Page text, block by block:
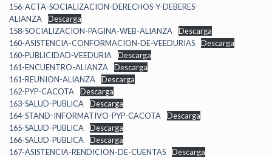
156-ACTA-SOCIALIZACION-DERECHOS-Y-DEBERES-
ALIANZA
Descarga
158-SOCIALIZACION-PAGINA-WEB-ALIANZA
Descarga
160-ASISTENCIA-CONFORMACION-DE-VEEDURIAS
Descarga
160-PUBLICIDAD-VEEDURIA
Descarga
161-ENCUENTRO-ALIANZA
Descarga
161-REUNION-ALIANZA
Descarga
162-PYP-CACOTA
Descarga
163-SALUD-PUBLICA
Descarga
164-STAND-INFORMATIVO-PYP-CACOTA
Descarga
165-SALUD-PUBLICA
Descarga
166-SALUD-PUBLICA
Descarga
167-ASISTENCIA-RENDICION-DE-CUENTAS
Descarga